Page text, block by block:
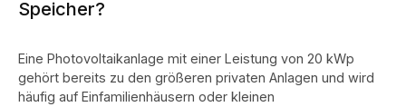
Speicher?
Eine Photovoltaikanlage mit einer Leistung von 20 kWp
gehört bereits zu den größeren privaten Anlagen und wird
häufig auf Einfamilienhäusern oder kleinen